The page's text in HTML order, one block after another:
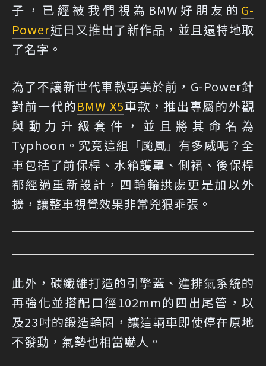
子，已經被我們視為BMW好朋友的 G-
Power近日又推出了新作品，並且還特地取
了名字。
為了不讓新世代車款專美於前，G-Power針
對前一代的BMW X5車款，推出專屬的外觀
與動力升級套件，並且將其命名為
Typhoon。究竟這組「颱風」有多威呢？全
車包括了前保桿、水箱護罩、側裙、後保桿
都經過重新設計，四輪輪拱處更是加以外
擴，讓整車視覺效果非常兇狠乖張。
此外，碳纖維打造的引擎蓋、進排氣系統的
再強化並搭配口徑102mm的四出尾管，以
及23吋的鍛造輪圈，讓這輛車即使停在原地
不發動，氣勢也相當嚇人。